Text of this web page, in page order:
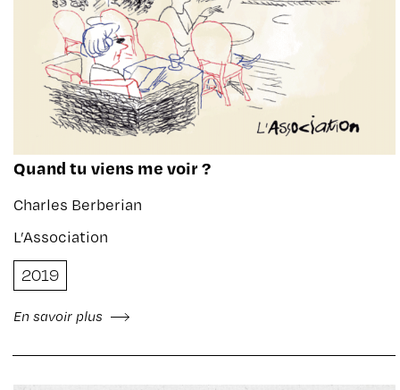
Quand tu viens me voir ?
Charles Berberian
L’Association
2019
En savoir plus